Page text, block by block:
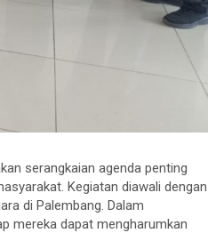
serangkaian agenda penting
Kegiatan diawali dengan
di Palembang. Dalam
mereka dapat mengharumkan